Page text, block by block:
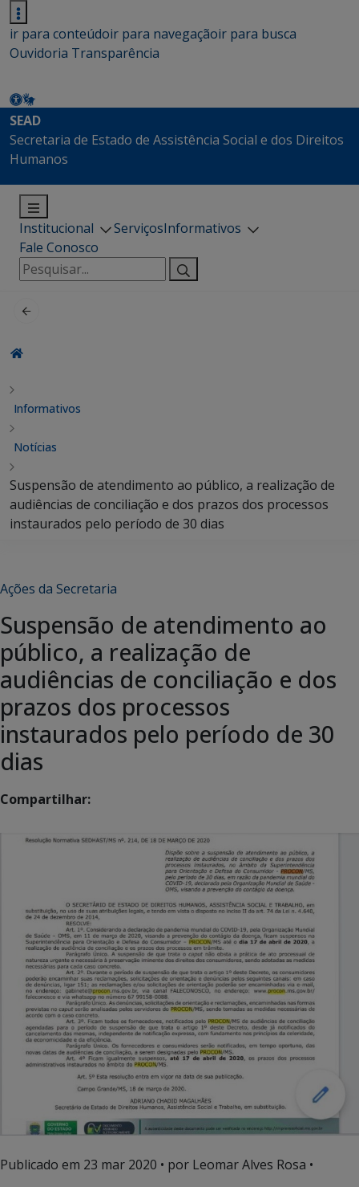
ir para conteúdoir para navegaçãoir para busca
Ouvidoria Transparência
SEAD
Secretaria de Estado de Assistência Social e dos Direitos
Humanos
Institucional ServiçosInformativos
Fale Conosco
Pesquisar
por:
Informativos
Notícias
Suspensão de atendimento ao público, a realização de
audiências de conciliação e dos prazos dos processos
instaurados pelo período de 30 dias
Ações da Secretaria
Suspensão de atendimento ao
público, a realização de
audiências de conciliação e dos
prazos dos processos
instaurados pelo período de 30
dias
Compartilhar:
Publicado em 23 mar 2020 • por Leomar Alves Rosa •